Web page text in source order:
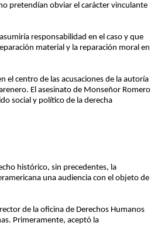
pretendían obviar el carácter vinculante
responsabilidad en el caso y que
material y la reparación moral en
el centro de las acusaciones de la autoría
El asesinato de Monseñor Romero
social y político de la derecha
histórico, sin precedentes, la
una audiencia con el objeto de
de la oficina de Derechos Humanos
Primeramente, aceptó la